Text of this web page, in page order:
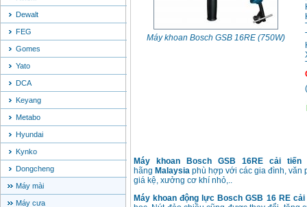
Dewalt
FEG
Gomes
Yato
DCA
Keyang
Metabo
Hyundai
Kynko
Dongcheng
Máy mài
Máy cưa
Máy khoan Bosch GSB 16RE (750W)
(
Máy khoan Bosch GSB 16RE cải
hãng Malaysia phù hợp với các gia đình, văn
giá kệ, xưởng cơ khí nhỏ,..
Máy khoan động lực Bosch GSB 16 RE cải